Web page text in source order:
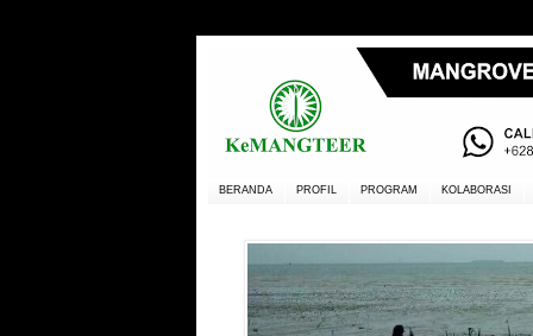
BERANDA PROFIL PROGRAM KOLABORASI